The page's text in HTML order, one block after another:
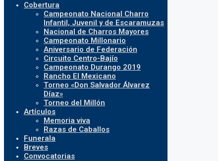
Cobertura
Campeonato Nacional Charro
Infantil, Juvenil y de Escaramuzas
Nacional de Charros Mayores
Campeonato Millonario
Aniversario de Federación
Circuito Centro-Bajío
Campeonato Durango 2019
Rancho El Mexicano
Torneo «Don Salvador Álvarez
Díaz»
Torneo del Millón
Artículos
Memoria viva
Razas de Caballos
Funerala
Breves
Convocatorias